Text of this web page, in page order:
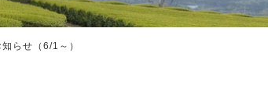
らせ（6/1～）